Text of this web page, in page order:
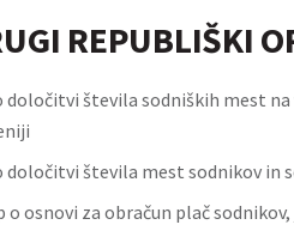
REPUBLIŠKI
določitvi števila sodniških mest
določitvi števila mest sodnikov in
o osnovi za obračun plač